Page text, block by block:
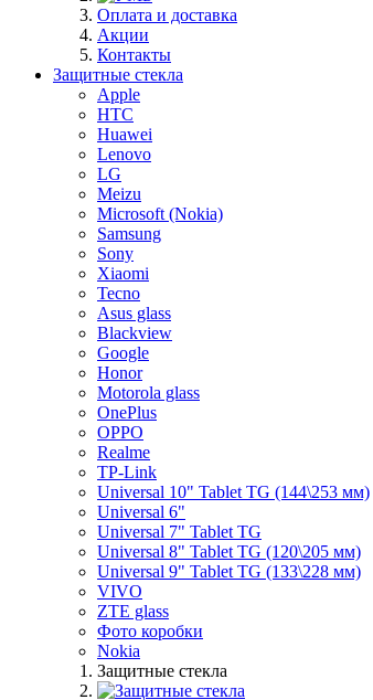
Оплата и доставка
Акции
Контакты
Защитные стекла
Apple
HTC
Huawei
Lenovo
LG
Meizu
Microsoft (Nokia)
Samsung
Sony
Xiaomi
Tecno
Asus glass
Blackview
Google
Honor
Motorola glass
OnePlus
OPPO
Realme
TP-Link
Universal 10" Tablet TG (144\253 мм)
Universal 6"
Universal 7" Tablet TG
Universal 8" Tablet TG (120\205 мм)
Universal 9" Tablet TG (133\228 мм)
VIVO
ZTE glass
Фото коробки
Nokia
Защитные стекла